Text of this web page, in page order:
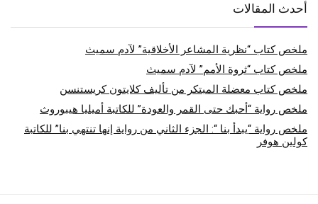
أحدث المقالات
ملخص كتاب “نظرية المشاعر الأخلاقية” لآدم سميث
ملخص كتاب “ثروة الأمم” لآدم سميث
ملخص كتاب معضلة المبتكر من تأليف كلايتون كريستنسن
ملخص رواية “أحبك حتى القمر والعودة” للكاتبة أميليا هيبوروث
ملخص رواية “يبدأ بنا “: الجزء الثاني من رواية إنها تنتهي بنا” للكاتبة
كولين هوفر